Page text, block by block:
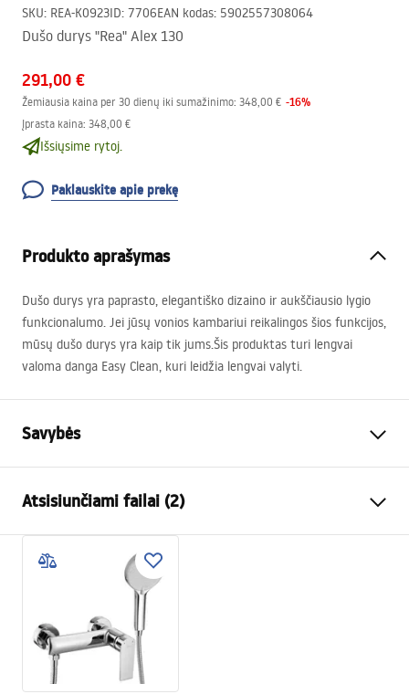
SKU: REA-K0923ID: 7706EAN kodas: 5902557308064
Dušo durys "Rea" Alex 130
291,00 €
Žemiausia kaina per 30 dienų iki sumažinimo: 348,00 € -16%
Įprasta kaina: 348,00 €
Išsiųsime rytoj.
Paklauskite apie prekę
Produkto aprašymas
Dušo durys yra paprasto, elegantiško dizaino ir aukščiausio lygio
funkcionalumo. Jei jūsų vonios kambariui reikalingos šios funkcijos,
mūsų dušo durys yra kaip tik jums.Šis produktas turi lengvai
valoma danga Easy Clean, kuri leidžia lengvai valyti.
Savybės
Durų dydis
Stiklo storis
4 mm
Dušo durų aukštis
Rankenos medžiaga
Apdailos profiliai
Profilių reguliavimas
Atsisiunčiami failai (2)
Instrukcja montażu
NOWA_Instrukcja_monta__u_Drzwi_ALEX.pdf
instrukcja
Instrukcja_zmiany_kierunku_drzwi_ALEX.pdf